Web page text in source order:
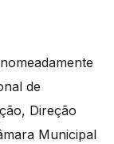
de
Direção
Municipal